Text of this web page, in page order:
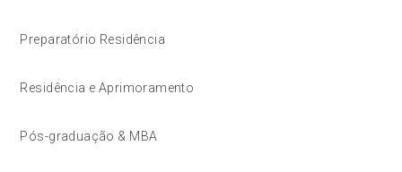
Preparatório Residência
Residência e Aprimoramento
Pós-graduação & MBA